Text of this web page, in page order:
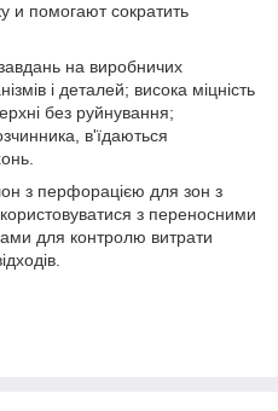
и помогают сократить
на виробничих
і деталей; висока міцність
без руйнування;
в'їдаються
з перфорацією для зон з
з переносними
для контролю витрати